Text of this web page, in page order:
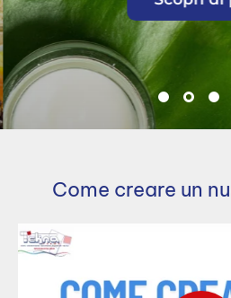
Come creare un